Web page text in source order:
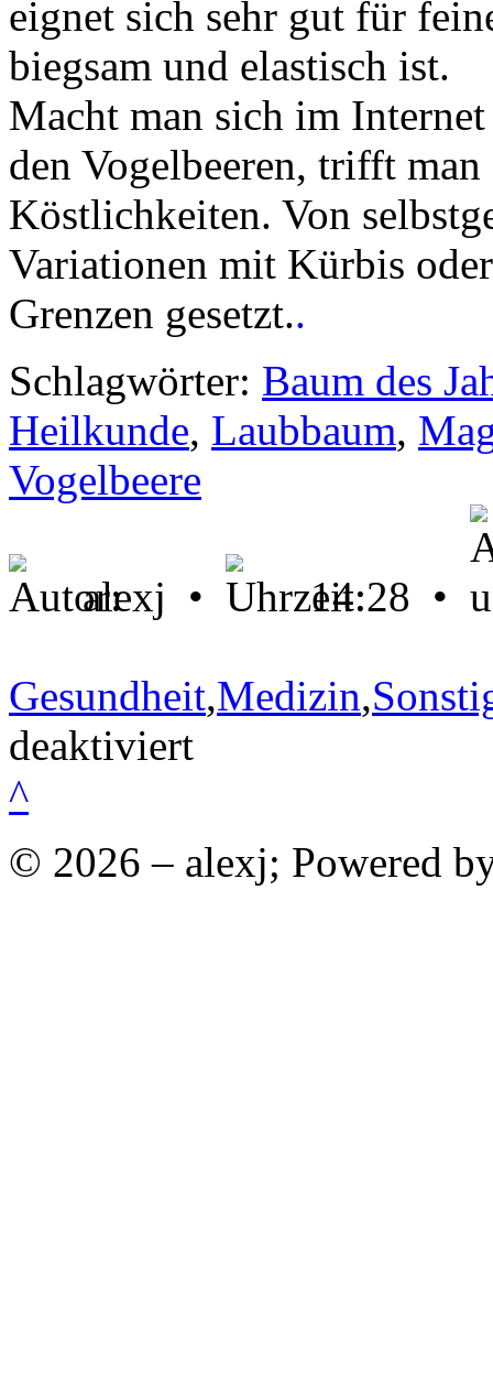
eignet sich sehr gut für
biegsam und elastisch ist.
Macht man sich im
den Vogelbeeren, trifft man
Köstlichkeiten. Von
Variationen mit Kürbis
Grenzen gesetzt..
Schlagwörter: Baum des
Heilkunde, Laubbaum,
Vogelbeere
alexj • 14:28 •
Gesundheit,Medizin,
deaktiviert
Eberesche
bekannt
^
© 2026 – alexj; Powered